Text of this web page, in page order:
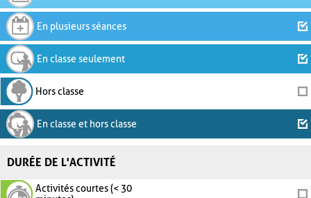
En plusieurs séances
En classe seulement
Hors classe
En classe et hors classe
DURÉE DE L'ACTIVITÉ
Activités courtes (< 30